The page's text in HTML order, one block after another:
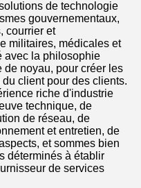
de technologie
gouvernementaux,
courrier et
militaires, médicales et
avec la philosophie
noyau, pour créer les
client pour des clients.
riche d'industrie
technique, de
de réseau, de
et entretien, de
et sommes bien
déterminés à établir
de services